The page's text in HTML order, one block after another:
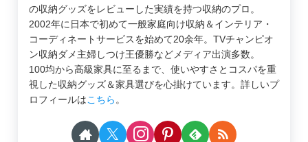
の収納グッズをレビューした実績を持つ収納のプロ。
2002年に日本で初めて一般家庭向け収納＆インテリア・
コーディネートサービスを始めて20余年。TVチャンピオ
ン収納ダメ主婦しつけ王優勝などメディア出演多数。
100均から高級家具に至るまで、使いやすさとコスパを重
視した収納グッズ＆家具選びを心掛けています。詳しいプ
ロフィールはこちら 。